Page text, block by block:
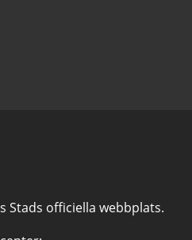
Stads officiella webbplats.